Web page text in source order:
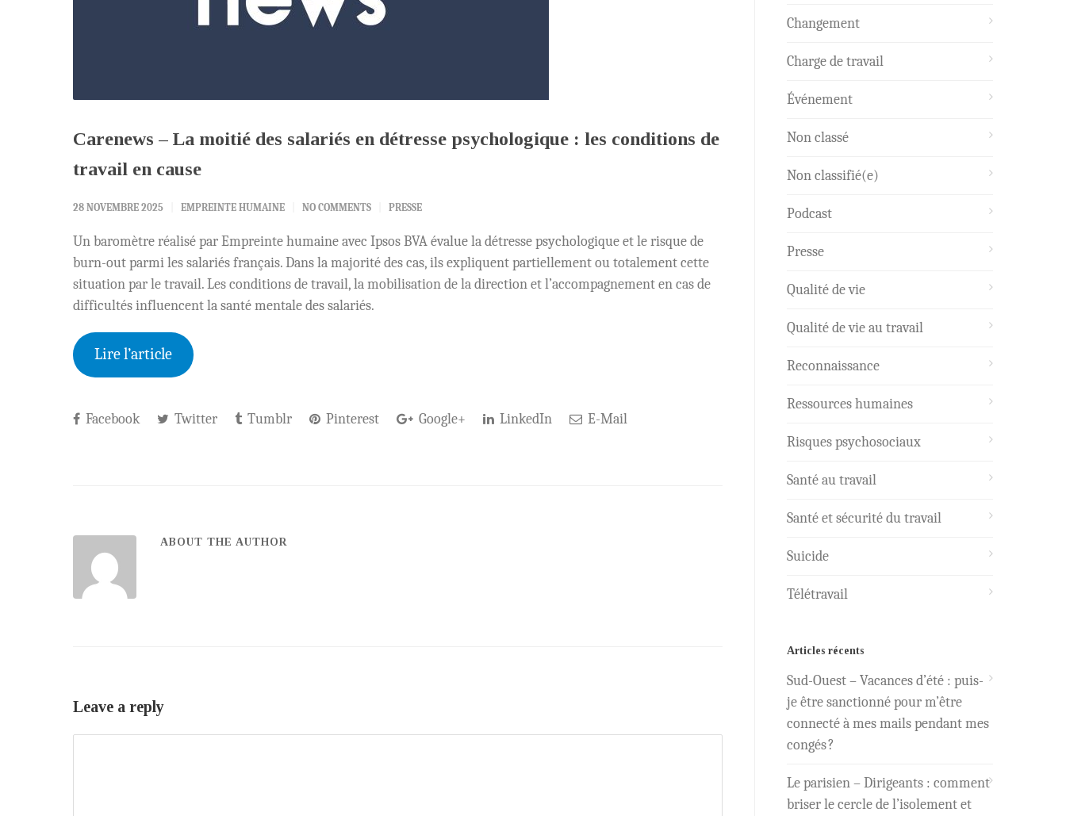
Carenews – La moitié des salariés en détresse psychologique : les conditions de
travail en cause
28 NOVEMBRE 2025 EMPREINTE HUMAINE NO COMMENTS PRESSE
Un baromètre réalisé par Empreinte humaine avec Ipsos BVA évalue la détresse psychologique et le risque de
burn-out parmi les salariés français. Dans la majorité des cas, ils expliquent partiellement ou totalement cette
situation par le travail. Les conditions de travail, la mobilisation de la direction et l’accompagnement en cas de
difficultés influencent la santé mentale des salariés.
Lire l’article
Facebook Twitter Tumblr Pinterest Google+ LinkedIn E-Mail
ABOUT THE AUTHOR
Leave a reply
Changement
Charge de travail
Événement
Non classé
Non classifié(e)
Podcast
Presse
Qualité de vie
Qualité de vie au travail
Reconnaissance
Ressources humaines
Risques psychosociaux
Santé au travail
Santé et sécurité du travail
Suicide
Télétravail
Articles récents
Sud-Ouest – Vacances d’été : puis-
je être sanctionné pour m’être
connecté à mes mails pendant mes
congés ?
Le parisien – Dirigeants : comment
briser le cercle de l’isolement et